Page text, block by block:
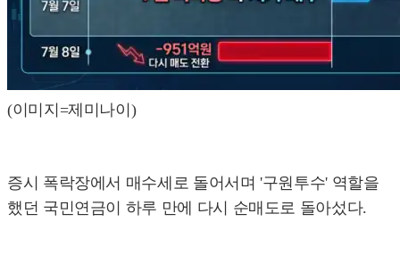
(이미지=제미나이)
증시 폭락장에서 매수세로 돌어서며 '구원투수' 역할을
했던 국민연금이 하루 만에 다시 순매도로 돌아섰다.